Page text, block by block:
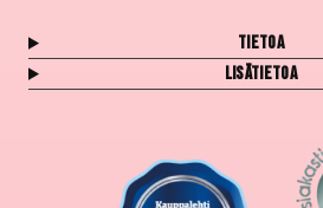
Tietoa
Lisätietoa